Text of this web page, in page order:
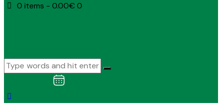
0 items -0.00€ 0